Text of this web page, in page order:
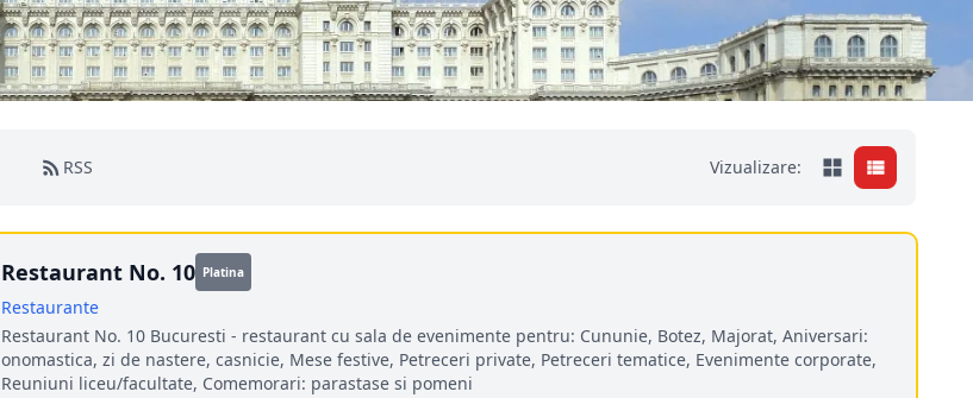
RSS Vizualizare:
Restaurant No. 10 Platina
Restaurante
Restaurant No. 10 Bucuresti - restaurant cu sala de evenimente pentru: Cununie, Botez, Majorat, Aniversari:
onomastica, zi de nastere, casnicie, Mese festive, Petreceri private, Petreceri tematice, Evenimente corporate,
Reuniuni liceu/facultate, Comemorari: parastase si pomeni